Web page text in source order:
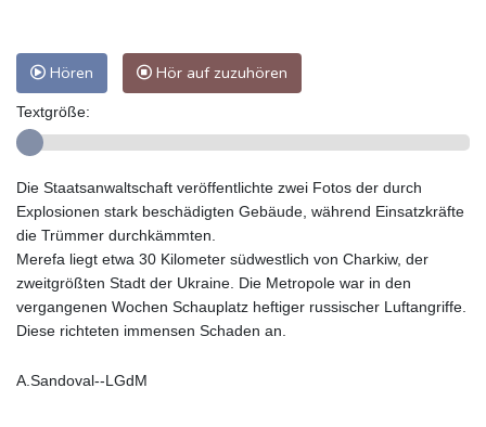
Hören Hör auf zuzuhören
Textgröße:
Die Staatsanwaltschaft veröffentlichte zwei Fotos der durch
Explosionen stark beschädigten Gebäude, während Einsatzkräfte
die Trümmer durchkämmten.
Merefa liegt etwa 30 Kilometer südwestlich von Charkiw, der
zweitgrößten Stadt der Ukraine. Die Metropole war in den
vergangenen Wochen Schauplatz heftiger russischer Luftangriffe.
Diese richteten immensen Schaden an.
A.Sandoval--LGdM